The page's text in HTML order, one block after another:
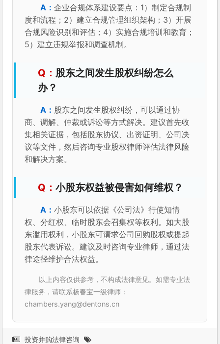
企业合规体系建设要点：1）制定合规制
度和流程；2）建立合规管理组织架构；3）开展
合规风险识别和评估；4）实施合规培训和教育；
5）建立违规举报和调查机制。
股东之间发生股权纠纷怎么
办？
股东之间发生股权纠纷，可以通过协
商、调解、仲裁或诉讼等方式解决。建议首先收
集相关证据，包括股东协议、出资证明、公司决
议等文件，然后咨询专业股权律师评估法律风险
和解决方案。
小股东权益被侵害如何维权？
小股东可以依据《公司法》行使知情
权、分红权、临时股东会召集权等权利。如大股
东滥用权利，小股东可请求公司回购股权或提起
股东代表诉讼。建议及时咨询专业律师，通过法
律途径维护合法权益。
以上内容仅供参考，不构成法律意见。如需专业法
律服务，请联系杨春宝一级律师：
chambers.yang@dentons.cn
投资并购法律咨询